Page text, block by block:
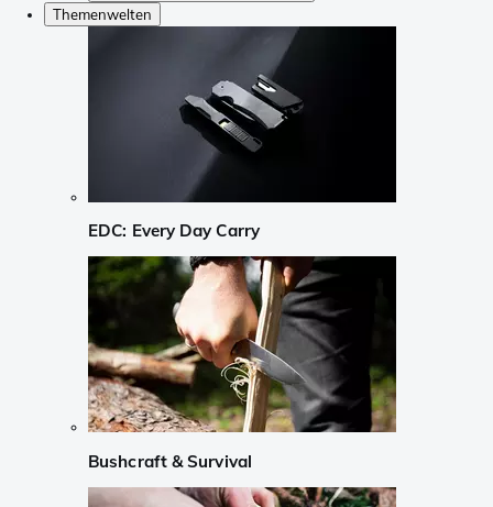
Themenwelten
EDC: Every Day Carry
Bushcraft & Survival